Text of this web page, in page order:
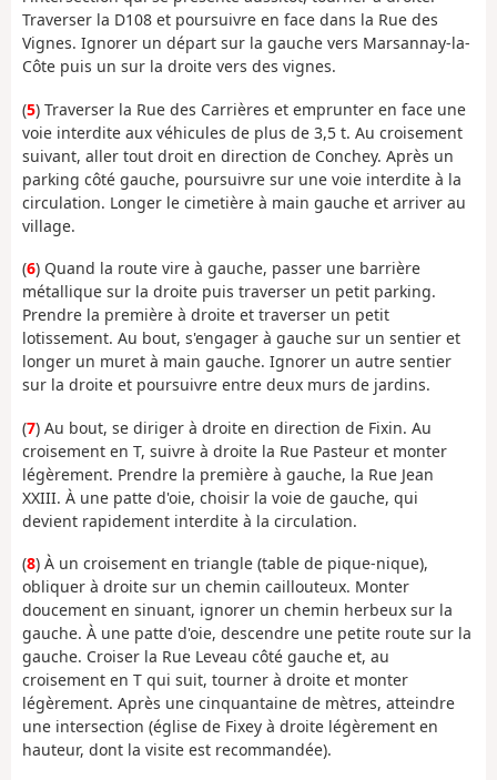
Traverser la D108 et poursuivre en face dans la Rue des
Vignes. Ignorer un départ sur la gauche vers Marsannay-la-
Côte puis un sur la droite vers des vignes.
(5) Traverser la Rue des Carrières et emprunter en face une
voie interdite aux véhicules de plus de 3,5 t. Au croisement
suivant, aller tout droit en direction de Conchey. Après un
parking côté gauche, poursuivre sur une voie interdite à la
circulation. Longer le cimetière à main gauche et arriver au
village.
(6) Quand la route vire à gauche, passer une barrière
métallique sur la droite puis traverser un petit parking.
Prendre la première à droite et traverser un petit
lotissement. Au bout, s'engager à gauche sur un sentier et
longer un muret à main gauche. Ignorer un autre sentier
sur la droite et poursuivre entre deux murs de jardins.
(7) Au bout, se diriger à droite en direction de Fixin. Au
croisement en T, suivre à droite la Rue Pasteur et monter
légèrement. Prendre la première à gauche, la Rue Jean
XXIII. À une patte d'oie, choisir la voie de gauche, qui
devient rapidement interdite à la circulation.
(8) À un croisement en triangle (table de pique-nique),
obliquer à droite sur un chemin caillouteux. Monter
doucement en sinuant, ignorer un chemin herbeux sur la
gauche. À une patte d'oie, descendre une petite route sur la
gauche. Croiser la Rue Leveau côté gauche et, au
croisement en T qui suit, tourner à droite et monter
légèrement. Après une cinquantaine de mètres, atteindre
une intersection (église de Fixey à droite légèrement en
hauteur, dont la visite est recommandée).